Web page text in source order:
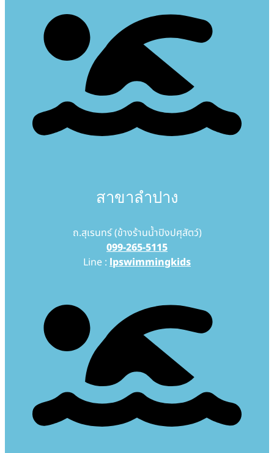
สาขาลำปาง
ถ.สุเรนทร์ (ข้างร้านน้ำปิงปศุสัตว์)
099-265-5115
Line : lpswimmingkids